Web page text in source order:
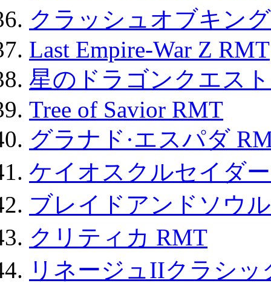
クラッシュオブキン
Last Empire-War Z RMT
星のドラゴンクエス
Tree of Savior RMT
グラナド·エスパダ
ケイオスクルセイダ
ブレイドアンドソウ
クリティカ RMT
リネージュIIクラシ